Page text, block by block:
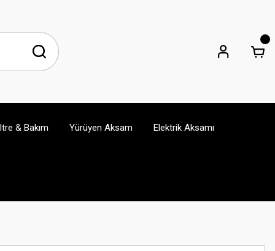
& Bakım Yürüyen Aksam Elektrik Aksamı